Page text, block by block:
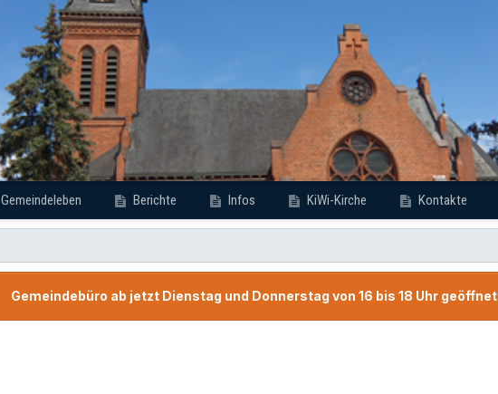
Gemeindeleben Berichte Infos KiWi-Kirche Kontakte
Gemeindebüro ab jetzt Dienstag und Donnerstag von 16 bis 18 Uhr geöffnet